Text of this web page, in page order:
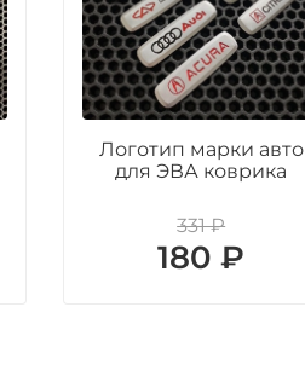
Логотип марки авто
для ЭВА коврика
331 ₽
180 ₽